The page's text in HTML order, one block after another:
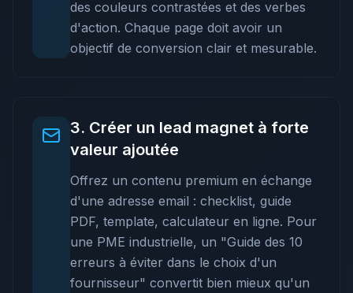
des couleurs contrastées et des verbes
d'action. Chaque page doit avoir un
objectif de conversion clair et mesurable.
3. Créer un lead magnet à forte
valeur ajoutée
Offrez un contenu premium en échange
d'une adresse email : checklist, guide
PDF, template, calculateur en ligne. Pour
une PME industrielle, un "Guide des 10
erreurs à éviter dans le choix d'un
fournisseur" convertit bien mieux qu'un